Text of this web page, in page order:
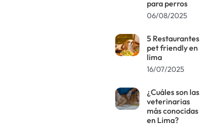
para perros
06/08/2025
5 Restaurantes
pet friendly en
lima
16/07/2025
¿Cuáles son las
veterinarias
más conocidas
en Lima?